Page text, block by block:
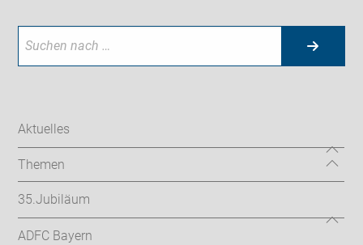
Aktuelles
Themen
35.Jubiläum
ADFC Bayern